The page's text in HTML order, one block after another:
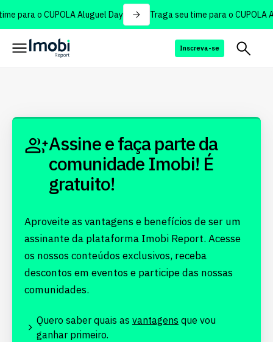
para o CUPOLA Aluguel Day Traga seu time para o CUPOLA
Inscreva-se
Assine e faça parte da
comunidade Imobi! É
gratuito!
Aproveite as vantagens e benefícios de ser um
assinante da plataforma Imobi Report. Acesse
os nossos conteúdos exclusivos, receba
descontos em eventos e participe das nossas
comunidades.
Quero saber quais as vantagens que vou
ganhar primeiro.